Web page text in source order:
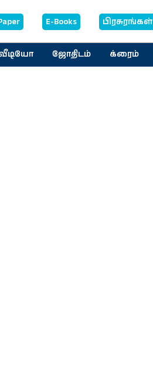
E-Books பிரசுரங்கள்
ஜோதிடம் க்ரைம்